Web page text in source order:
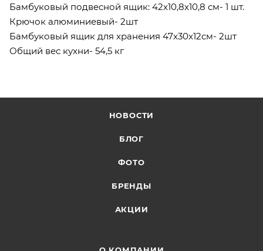
Бамбуковый подвесной ящик: 42x10,8x10,8 см- 1 шт.
Крючок алюминиевый- 2шт
Бамбуковый ящик для хранения 47x30x12cм- 2шт
Общий вес кухни- 54,5 кг
НОВОСТИ
БЛОГ
ФОТО
БРЕНДЫ
АКЦИИ